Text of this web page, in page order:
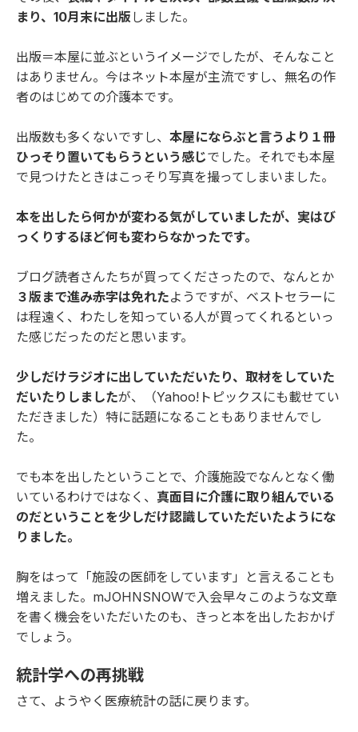
まり、10月末に出版しました。
出版＝本屋に並ぶというイメージでしたが、そんなこと
はありません。今はネット本屋が主流ですし、無名の作
者のはじめての介護本です。
出版数も多くないですし、 本屋にならぶと言うより１冊
ひっそり置いてもらうという感じでした。それでも本屋
で見つけたときはこっそり写真を撮ってしまいました。
本を出したら何かが変わる気がしていましたが、実はび
っくりするほど何も変わらなかったです。
ブログ読者さんたちが買ってくださったので、なんとか
３版まで進み赤字は免れたようですが、ベストセラーに
は程遠く、わたしを知っている人が買ってくれるといっ
た感じだったのだと思います。
少しだけラジオに出していただいたり、取材をしていた
だいたりしましたが、（Yahoo!トピックスにも載せてい
ただきました）特に話題になることもありませんでし
た。
でも本を出したということで、介護施設でなんとなく働
いているわけではなく、 真面目に介護に取り組んでいる
のだということを少しだけ認識していただいたようにな
りました。
胸をはって「施設の医師をしています」と言えることも
増えました。mJOHNSNOWで入会早々このような文章
を書く機会をいただいたのも、きっと本を出したおかげ
でしょう。
統計学への再挑戦
さて、ようやく医療統計の話に戻ります。